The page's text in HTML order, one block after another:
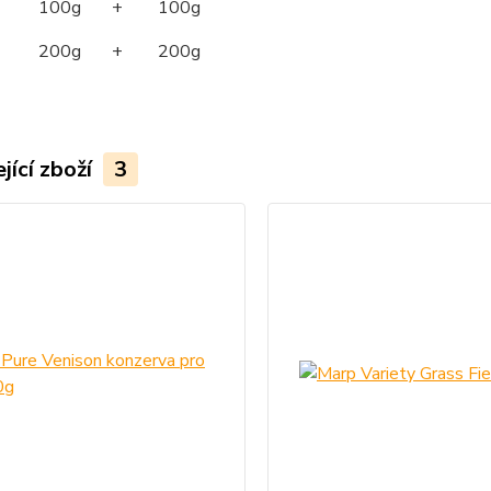
100g + 100g
200g + 200g
zboží 3